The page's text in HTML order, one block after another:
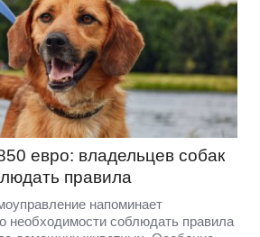
евро: владельцев собак
правила
напоминает
необходимости соблюдать правила